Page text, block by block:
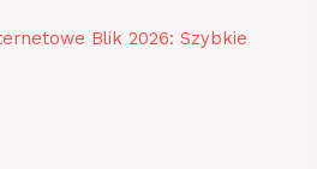
Blik 2026: Szybkie